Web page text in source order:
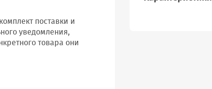
поставки и
уведомления,
товара они